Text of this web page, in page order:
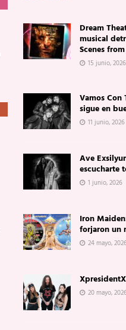
Dream
musical
Scenes
15 junio, 2026
Vamos
sigue en
11 junio, 2026
Ave
escucharte
1 junio, 2026
Iron
forjaron un
24 mayo,
20 mayo,